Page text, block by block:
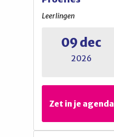
Leerlingen
09 dec
2026
Zet in je agenda